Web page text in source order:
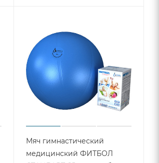
Мяч гимнастический
медицинский ФИТБОЛ